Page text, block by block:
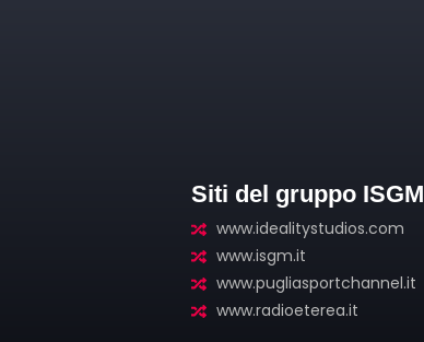
Siti del gruppo ISGM
www.idealitystudios.com
www.isgm.it
www.pugliasportchannel.it
www.radioeterea.it